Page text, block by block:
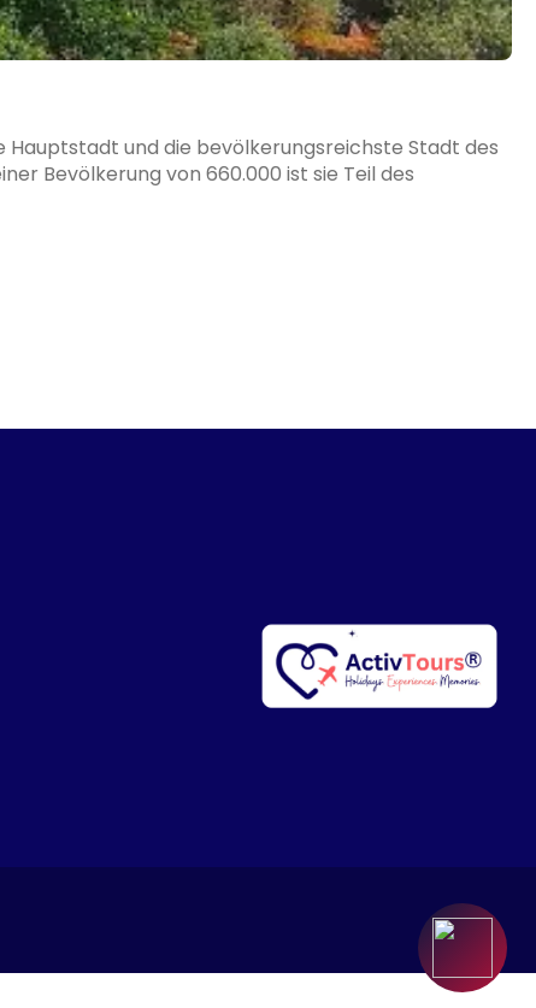
und die bevölkerungsreichste Stadt des
Bevölkerung von 660.000 ist sie Teil des